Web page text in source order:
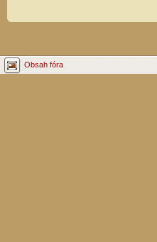
Obsah fóra